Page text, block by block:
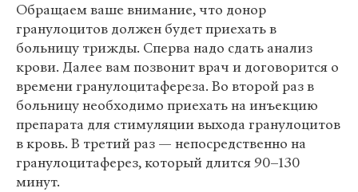
Обращаем ваше внимание, что донор
гранулоцитов должен будет приехать в
больницу трижды. Сперва надо сдать анализ
крови. Далее вам позвонит врач и договорится о
времени гранулоцитафереза. Во второй раз в
больницу необходимо приехать на инъекцию
препарата для стимуляции выхода гранулоцитов
в кровь. В третий раз — непосредственно на
гранулоцитаферез, который длится 90–130
минут.